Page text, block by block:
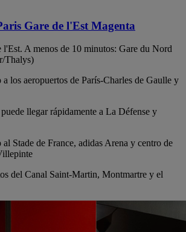
Gare de l'Est Magenta
l'Est. A menos de 10 minutos: Gare du Nord
Thalys)
los aeropuertos de París-Charles de Gaulle y
llegar rápidamente a La Défense y
Stade de France, adidas Arena y centro de
del Canal Saint-Martin, Montmartre y el